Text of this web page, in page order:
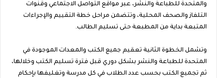
والمتحدة للطباعة والنشر‏، عبر مواقع التواصل الاجتماعي وقنوات
التلفاز والصحف المحلية، وتتضمن مراحل خطة التقييم والإجراءات
المتبعة بداية من المطبعة حتى تسليم الطالب.
وتشمل الخطوة الثانية ‏تعقيم جميع الكتب والمعدات الموجودة في
المتحدة للطباعة والنشر بشكل دوري قبل فترة تسليم الكتب وخلالها،
ثم تجميع الكتب بحسب عدد الطلاب في كل مدرسة وتغليفها بإحكام